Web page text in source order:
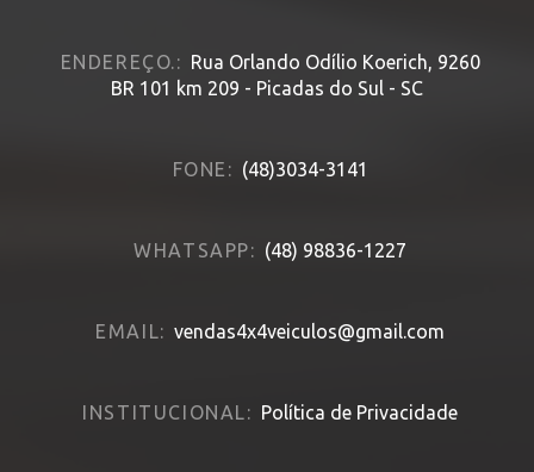
ENDEREÇO.: Rua Orlando Odílio Koerich, 9260
BR 101 km 209 - Picadas do Sul - SC
FONE: (48)3034-3141
WHATSAPP: (48) 98836-1227
EMAIL: vendas4x4veiculos@gmail.com
INSTITUCIONAL: Política de Privacidade